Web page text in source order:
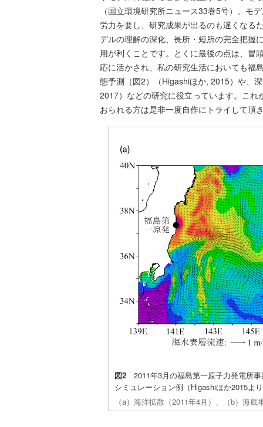
（国立環境研究所ニュース33巻5号）。モ
労力を要し、研究成果が出るのも遅くなる
デルの理解の深化、長所・短所の完全把握
用が利くことです。とくに最後の点は、冒
応に活かされ、私の研究生活においても福
態予測（図2）（Higashiほか, 2015）や、
2017）などの研究に役立っています。こ
おられる方は是非一度自作にトライして頂
図2 2011年3月の福島第一原子力発電所
シミュレーション例（Higashiほか2015よ
（a）海洋拡散（2011年4月）、（b）海底